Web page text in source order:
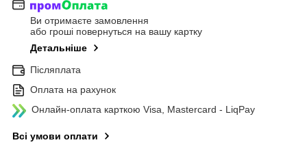
Ви отримаєте замовлення
або гроші повернуться на вашу картку
Детальніше
Післяплата
Оплата на рахунок
Онлайн-оплата карткою Visa, Mastercard - LiqPay
Всі умови оплати